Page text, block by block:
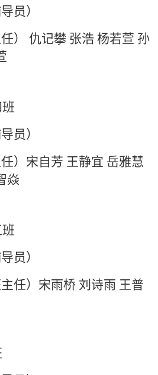
员）
） 仇记攀 张浩 杨若萱 孙
员）
） 宋自芳 王静宜 岳雅慧
焱
员）
任）宋雨桥 刘诗雨 王普